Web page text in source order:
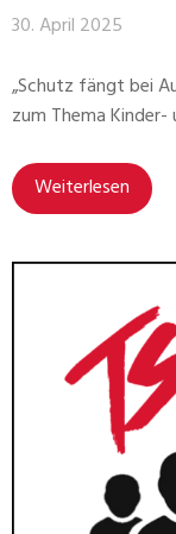
30. April 2025
„Schutz fängt bei
zum Thema
Weiterlesen